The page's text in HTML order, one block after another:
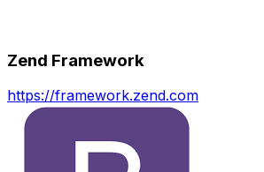
Zend Framework
https://framework.zend.com